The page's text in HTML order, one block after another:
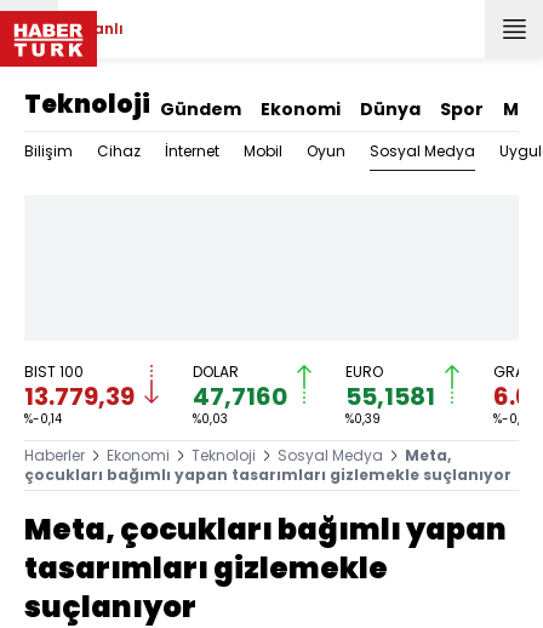
Canlı
Teknoloji Gündem Ekonomi Dünya Spor
Bilişim Cihaz İnternet Mobil Oyun Sosyal Medya
BIST 100
13.779,39
%-0,14
DOLAR
47,7160
%0,03
EURO
55,1581
%0,39
GRAM
%-0,15
Haberler Ekonomi Teknoloji Sosyal Medya
Meta,
çocukları bağımlı yapan tasarımları gizlemekle suçlanıyor
Meta, çocukları bağımlı yapan
tasarımları gizlemekle
suçlanıyor